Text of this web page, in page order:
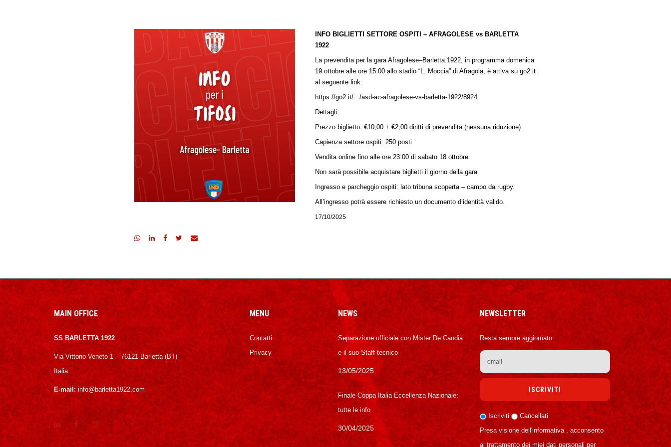
INFO BIGLIETTI SETTORE OSPITI – AFRAGOLESE vs BARLETTA
1922
La prevendita per la gara Afragolese–Barletta 1922, in programma domenica
19 ottobre alle ore 15:00 allo stadio “L. Moccia” di Afragola, è attiva su go2.it
al seguente link:
https://go2.it/.../asd-ac-afragolese-vs-barletta-1922/8924
Dettagli:
Prezzo biglietto: €10,00 + €2,00 diritti di prevendita (nessuna riduzione)
Capienza settore ospiti: 250 posti
Vendita online fino alle ore 23:00 di sabato 18 ottobre
Non sarà possibile acquistare biglietti il giorno della gara
Ingresso e parcheggio ospiti: lato tribuna scoperta – campo da rugby.
All’ingresso potrà essere richiesto un documento d’identità valido.
17/10/2025
MAIN OFFICE
SS BARLETTA 1922
Via Vittorio Veneto 1 – 76121 Barletta (BT)
Italia
E-mail: info@barletta1922.com
MENU
Contatti
Privacy
NEWS
Separazione ufficiale con Mister De Candia
e il suo Staff tecnico
13/05/2025
Finale Coppa Italia Eccellenza Nazionale:
tutte le info
30/04/2025
NEWSLETTER
Resta sempre aggiornato
Iscriviti
Cancellati
Presa visione dell'informativa , acconsento
al trattamento dei miei dati personali per